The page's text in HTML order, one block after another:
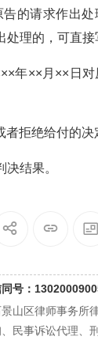
的请求作出
理的，可直接
年××月××日
拒绝给付的决
结果。
号：
山区律师事务所
民事诉讼代理、